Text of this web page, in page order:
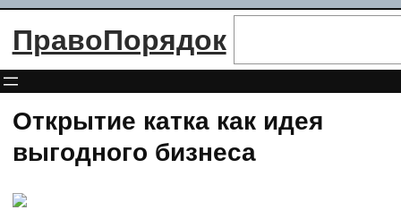
Перейти
ПравоПорядок
Открытие катка как идея
выгодного бизнеса